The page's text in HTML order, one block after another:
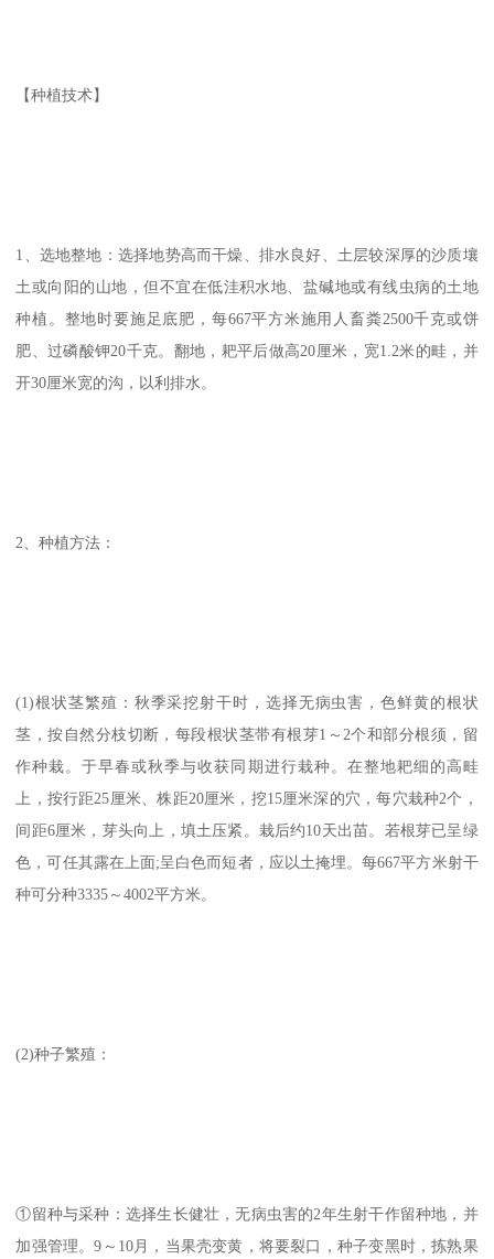
【种植技术】
1、选地整地：选择地势高而干燥、排水良好、土层较深厚的沙质壤
土或向阳的山地，但不宜在低洼积水地、盐碱地或有线虫病的土地
种植。整地时要施足底肥，每667平方米施用人畜粪2500千克或饼
肥、过磷酸钾20千克。翻地，耙平后做高20厘米，宽1.2米的畦，并
开30厘米宽的沟，以利排水。
2、种植方法：
(1)根状茎繁殖：秋季采挖射干时，选择无病虫害，色鲜黄的根状
茎，按自然分枝切断，每段根状茎带有根芽1～2个和部分根须，留
作种栽。于早春或秋季与收获同期进行栽种。在整地耙细的高畦
上，按行距25厘米、株距20厘米，挖15厘米深的穴，每穴栽种2个，
间距6厘米，芽头向上，填土压紧。栽后约10天出苗。若根芽已呈绿
色，可任其露在上面;呈白色而短者，应以土掩埋。每667平方米射干
种可分种3335～4002平方米。
(2)种子繁殖：
①留种与采种：选择生长健壮，无病虫害的2年生射干作留种地，并
加强管理。9～10月，当果壳变黄，将要裂口，种子变黑时，拣熟果